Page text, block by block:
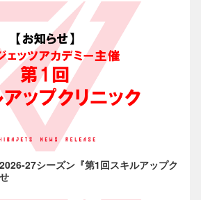
27シーズン『第1回スキルアップク